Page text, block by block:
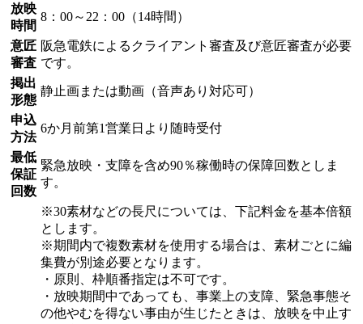
放映
時間
8：00～22：00（14時間）
意匠
審査
阪急電鉄によるクライアント審査及び意匠審査が必要
です。
掲出
形態
静止画または動画（音声あり対応可）
申込
方法
6か月前第1営業日より随時受付
最低
保証
回数
緊急放映・支障を含め90％稼働時の保障回数としま
す。
※30素材などの長尺については、下記料金を基本倍額
とします。
※期間内で複数素材を使用する場合は、素材ごとに編
集費が別途必要となります。
・原則、枠順番指定は不可です。
・放映期間中であっても、事業上の支障、緊急事態そ
の他やむを得ない事由が生じたときは、放映を中止す